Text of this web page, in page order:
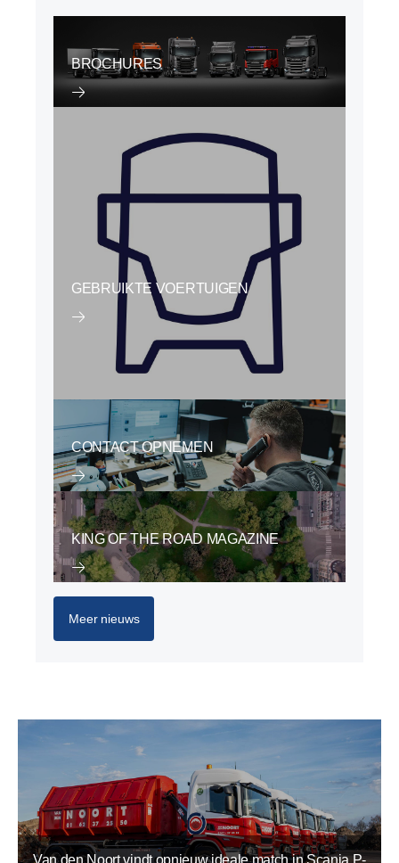
BROCHURES
GEBRUIKTE VOERTUIGEN
CONTACT OPNEMEN
KING OF THE ROAD MAGAZINE
Meer nieuws
Van den Noort vindt opnieuw ideale match in Scania P-